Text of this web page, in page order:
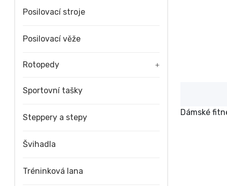
Dámské
Posilovací stroje
Posilovací věže
Rotopedy +
Sportovní tašky
Steppery a stepy
Švihadla
Tréninková lana